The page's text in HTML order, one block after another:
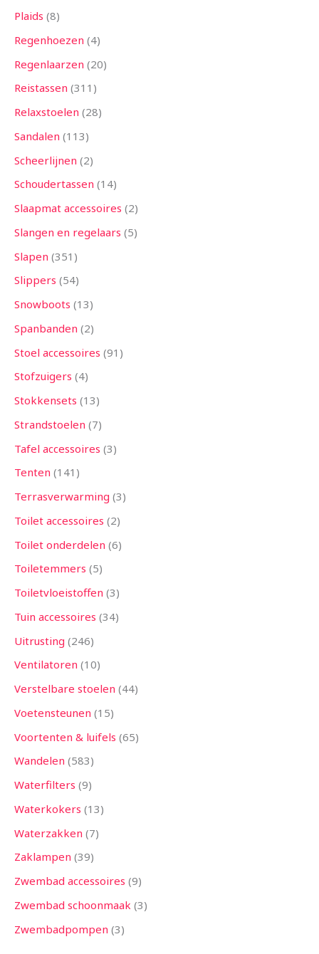
Plaids 8
Regenhoezen 4
Regenlaarzen 20
Reistassen 311
Relaxstoelen 28
Sandalen 113
Scheerlijnen 2
Schoudertassen 14
Slaapmat accessoires 2
Slangen en regelaars 5
Slapen 351
Slippers 54
Snowboots 13
Spanbanden 2
Stoel accessoires 91
Stofzuigers 4
Stokkensets 13
Strandstoelen 7
Tafel accessoires 3
Tenten 141
Terrasverwarming 3
Toilet accessoires 2
Toilet onderdelen 6
Toiletemmers 5
Toiletvloeistoffen 3
Tuin accessoires 34
Uitrusting 246
Ventilatoren 10
Verstelbare stoelen 44
Voetensteunen 15
Voortenten & luifels 65
Wandelen 583
Waterfilters 9
Waterkokers 13
Waterzakken 7
Zaklampen 39
Zwembad accessoires 9
Zwembad schoonmaak 3
Zwembadpompen 3